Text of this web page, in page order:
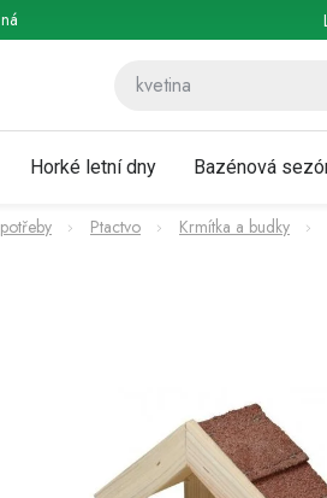
Vrácení a
Horké letní dny Bazénová
Ptactvo Krmítka a budky